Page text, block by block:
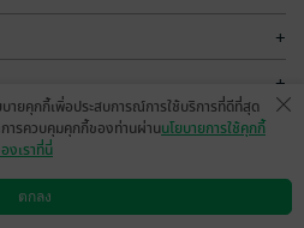
+
+
วิธีการใช้งาน ติดต่อเรา
ายคุกกี้เพื่อประสบการณ์การใช้บริการที่ดีที่สุด
ารควบคุมคุกกี้ของท่านผ่านนโยบายการใช้คุกกี้
งเราที่นี่
ตกลง